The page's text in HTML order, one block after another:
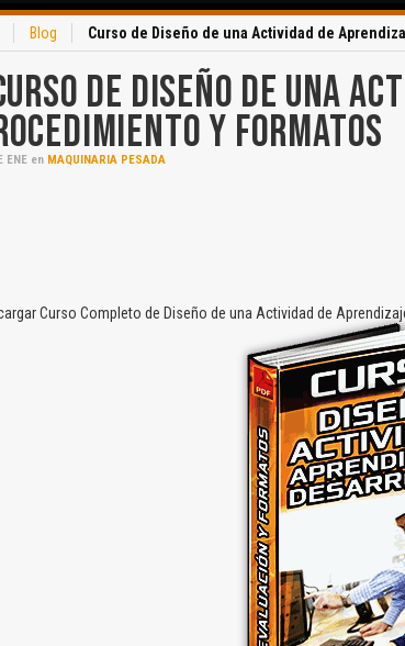
Blog Curso de Diseño de una Actividad de
DE DISEÑO DE UNA
Y FORMATOS
ENE en MAQUINARIA PESADA
Curso Completo de Diseño de una Actividad de